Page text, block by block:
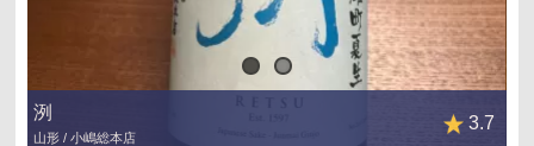
洌
山形 / 小嶋総本店
3.7